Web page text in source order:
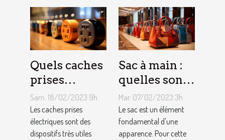
Quels caches
prises
électriques
choisir ?
Sam. 18/02/2023 9h
Les caches prises
électriques sont des
dispositifs très utiles
Sac à main :
quelles sont
les astuces
pour faire un
choix
Mar. 07/02/2023 3h
Le sac est un élément
fondamental d'une
apparence. Pour cette